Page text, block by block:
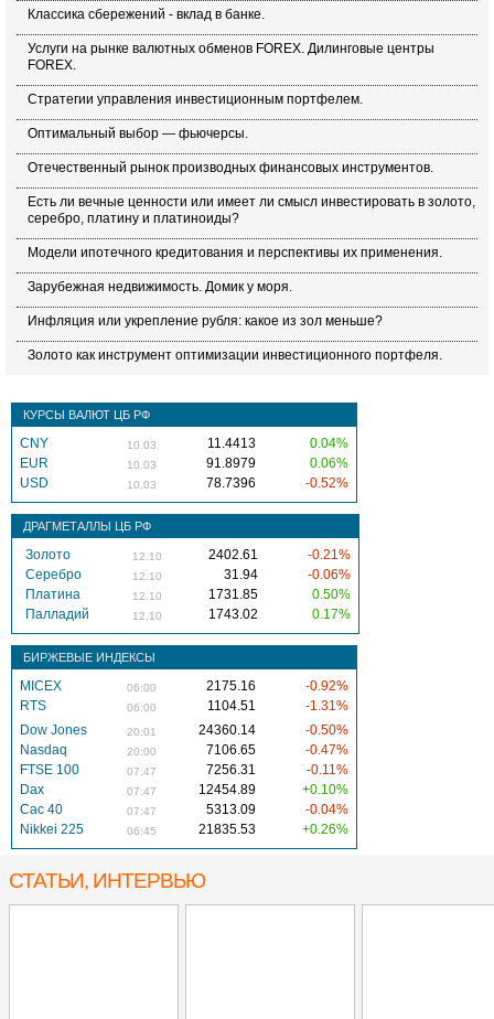
Классика сбережений - вклад в банке.
Услуги на рынке валютных обменов FOREX. Дилинговые центры
FOREX.
Стратегии управления инвестиционным портфелем.
Оптимальный выбор — фьючерсы.
Отечественный рынок производных финансовых инструментов.
Есть ли вечные ценности или имеет ли смысл инвестировать в золото,
серебро, платину и платиноиды?
Модели ипотечного кредитования и перспективы их применения.
Зарубежная недвижимость. Домик у моря.
Инфляция или укрепление рубля: какое из зол меньше?
Золото как инструмент оптимизации инвестиционного портфеля.
КУРСЫ ВАЛЮТ ЦБ РФ
CNY 10.03 11.4413
0.04%
EUR
10.03 91.8979
0.06%
USD
10.03 78.7396 -0.52%
ДРАГМЕТАЛЛЫ ЦБ РФ
Золото 12.10 2402.61
-0.21%
Серебро
12.10 31.94
-0.06%
Платина
12.10 1731.85
0.50%
Палладий
12.10 1743.02 0.17%
БИРЖЕВЫЕ ИНДЕКСЫ
MICEX 06:00 2175.16
-0.92%
RTS
06:00 1104.51
-1.31%
Dow Jones
20:01 24360.14
-0.50%
Nasdaq
20:00 7106.65
-0.47%
FTSE 100
07:47 7256.31
-0.11%
Dax
07:47 12454.89
+0.10%
Cac 40
07:47 5313.09
-0.04%
Nikkei 225
06:45 21835.53 +0.26%
СТАТЬИ, ИНТЕРВЬЮ